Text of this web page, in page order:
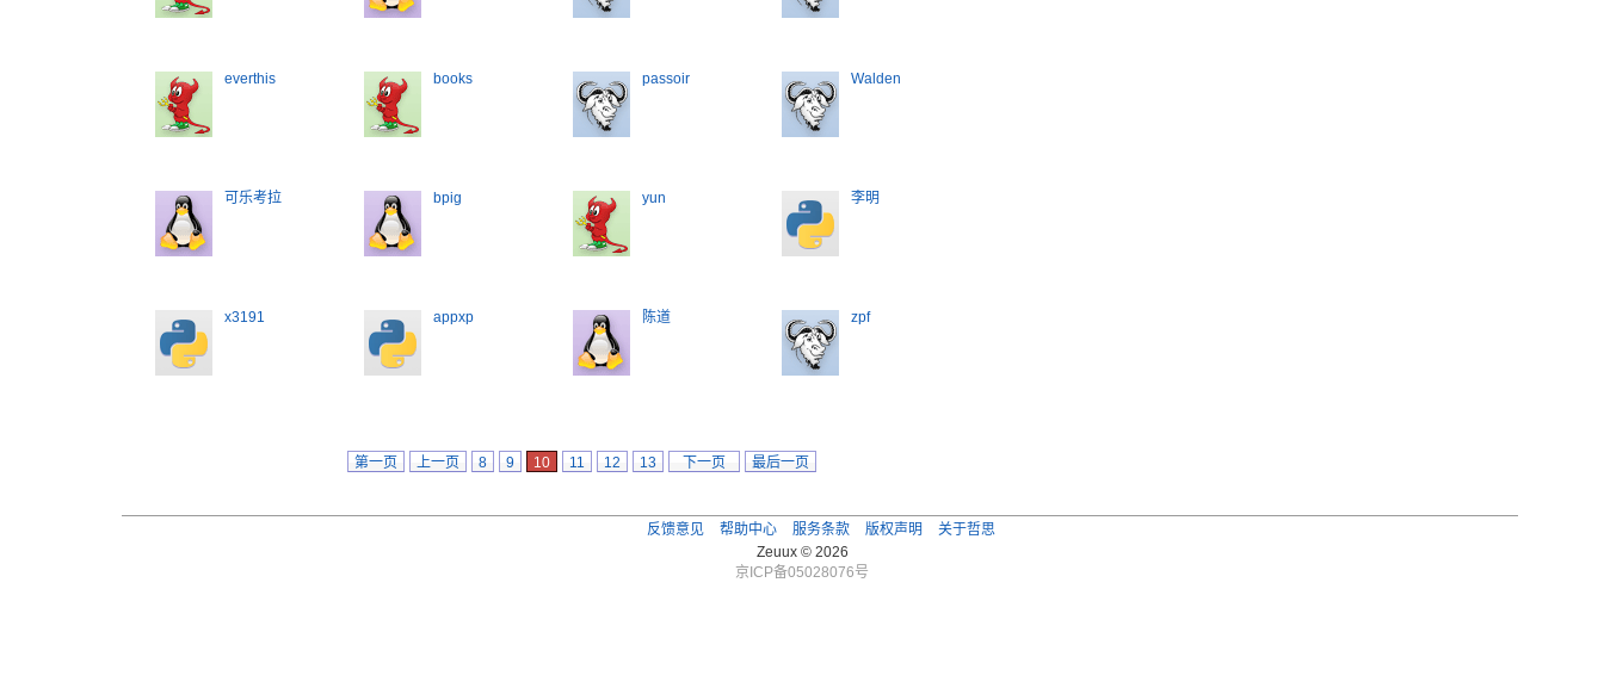
everthis books passoir Walden
可乐考拉 bpig yun 李明
x3191 appxp 陈道 zpf
第一页 上一页 8 9 10 11 12 13 下一页 最后一页
反馈意见 帮助中心 服务条款 版权声明
关于哲思
Zeuux © 2026
京ICP备05028076号